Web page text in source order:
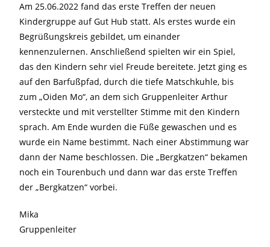
Am 25.06.2022 fand das erste Treffen der neuen
Kindergruppe auf Gut Hub statt. Als erstes wurde ein
Begrüßungskreis gebildet, um einander
kennenzulernen. Anschließend spielten wir ein Spiel,
das den Kindern sehr viel Freude bereitete. Jetzt ging es
auf den Barfußpfad, durch die tiefe Matschkuhle, bis
zum „Oiden Mo“, an dem sich Gruppenleiter Arthur
versteckte und mit verstellter Stimme mit den Kindern
sprach. Am Ende wurden die Füße gewaschen und es
wurde ein Name bestimmt. Nach einer Abstimmung war
dann der Name beschlossen. Die „Bergkatzen“ bekamen
noch ein Tourenbuch und dann war das erste Treffen
der „Bergkatzen“ vorbei.
Mika
Gruppenleiter